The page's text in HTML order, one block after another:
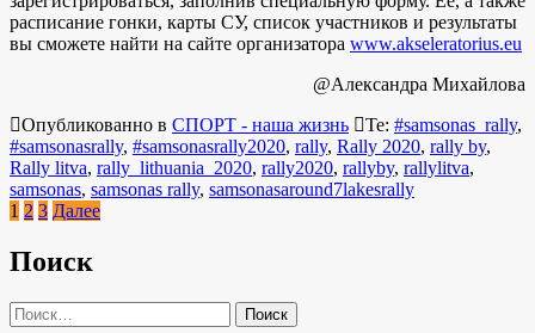
расписание гонки, карты СУ, список участников и результаты
вы сможете найти на сайте организатора www.akseleratorius.eu
@Александра Михайлова
Опубликованно в СПОРТ - наша жизнь Те: #samsonas_rally,
#samsonasrally, #samsonasrally2020, rally, Rally 2020, rally by,
Rally litva, rally_lithuania_2020, rally2020, rallyby, rallylitva,
samsonas, samsonas rally, samsonasaround7lakesrally
Навигация
по
записям
1 2 3 Далее
Поиск
Найти: